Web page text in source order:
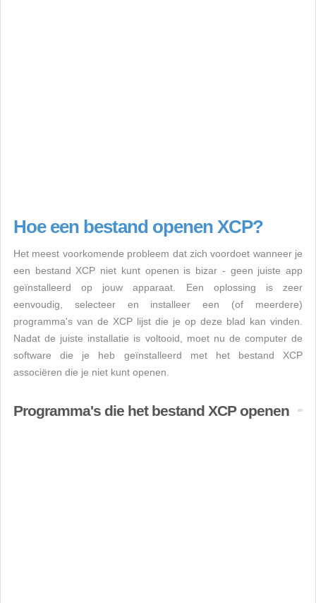
Hoe een bestand openen XCP?
Het meest voorkomende probleem dat zich voordoet wanneer je
een bestand XCP niet kunt openen is bizar - geen juiste app
geïnstalleerd op jouw apparaat. Een oplossing is zeer
eenvoudig, selecteer en installeer een (of meerdere)
programma's van de XCP lijst die je op deze blad kan vinden.
Nadat de juiste installatie is voltooid, moet nu de computer de
software die je heb geïnstalleerd met het bestand XCP
associëren die je niet kunt openen.
Programma's die het bestand XCP openen